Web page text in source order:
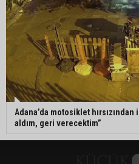
Adana’da motosiklet
aldım, geri verecektim”